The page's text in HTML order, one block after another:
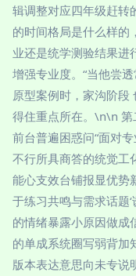
辑调整对应四年级赶转
的时间格局是什么样的
业还是统学测验结果进
增强专业度。“当他尝
原型案例时，家沟阶段
得住重点所在。\n\n 第
前台普遍困惑问“面对
不行所具商答的统觉工
能心支效台铺报显优势
于练习共鸣与需求话题
的情绪暴露小原因做成
的单成系统圈写弱背加
版本表达意思向未专说